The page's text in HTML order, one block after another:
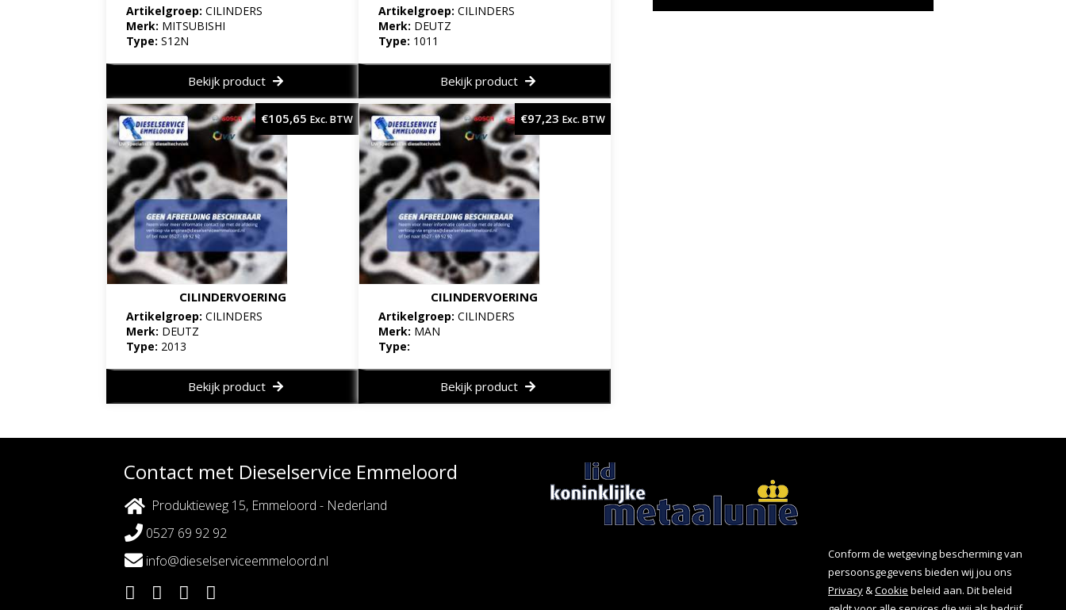
Conform de wetgeving bescherming van
persoonsgegevens bieden wij jou ons
Privacy&Cookie beleid aan. Dit beleid
Artikelgroep:CILINDERS
Merk: MITSUBISHI
Type: S12N
Bekijk product
Artikelgroep:CILINDERS
Merk: DEUTZ
Type: 1011
Bekijk product
CILINDERVOERING
Artikelgroep:CILINDERS
Merk: DEUTZ
Type: 2013
€105,65 Exc. BTW
Bekijk product
CILINDERVOERING
Artikelgroep:CILINDERS
Merk: MAN
Type:
€97,23 Exc. BTW
Bekijk product
Contact met Dieselservice Emmeloord
Produktieweg 15, Emmeloord - Nederland
0527 69 92 92
info@dieselserviceemmeloord.nl